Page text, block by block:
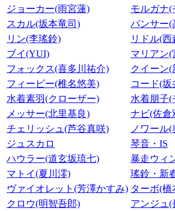
ジョーカー(雨宮蓮)
モルガナ(
スカル(坂本竜司)
パンサー(
リン(李瑤鈴)
リドル(西
ブイ(YUI)
マリアン(
フォックス(喜多川祐介)
クイーン(
フィービー(椎名悠美)
コード(坂
水着素羽(クローザー)
水着朋子(
メッサー(北里基良)
ナビ(佐倉
チェリッシュ(芦谷真咲)
ノワール
ジュスカロ
琴音・IS
ハウラー(道玄坂琉七)
暴走ウィ
マトイ(夏川澪)
瑤鈴・新
ヴァイオレット(芳澤かすみ) ターボ(
クロウ(明智吾郎)
アンジュ(